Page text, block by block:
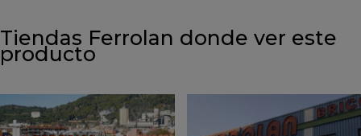
Tiendas Ferrolan donde ver este
producto